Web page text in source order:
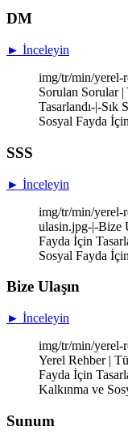
DM
► İnceleyin
img/tr/min/yerel-
Sorulan Sorular
Tasarlandı-|-Sık
Sosyal Fayda
SSS
► İnceleyin
img/tr/min/yerel-
ulasin.jpg-|-Bize
Fayda İçin
Sosyal Fayda
Bize Ulaşın
► İnceleyin
img/tr/min/yerel-
Yerel Rehber |
Fayda İçin
Kalkınma ve
Sunum